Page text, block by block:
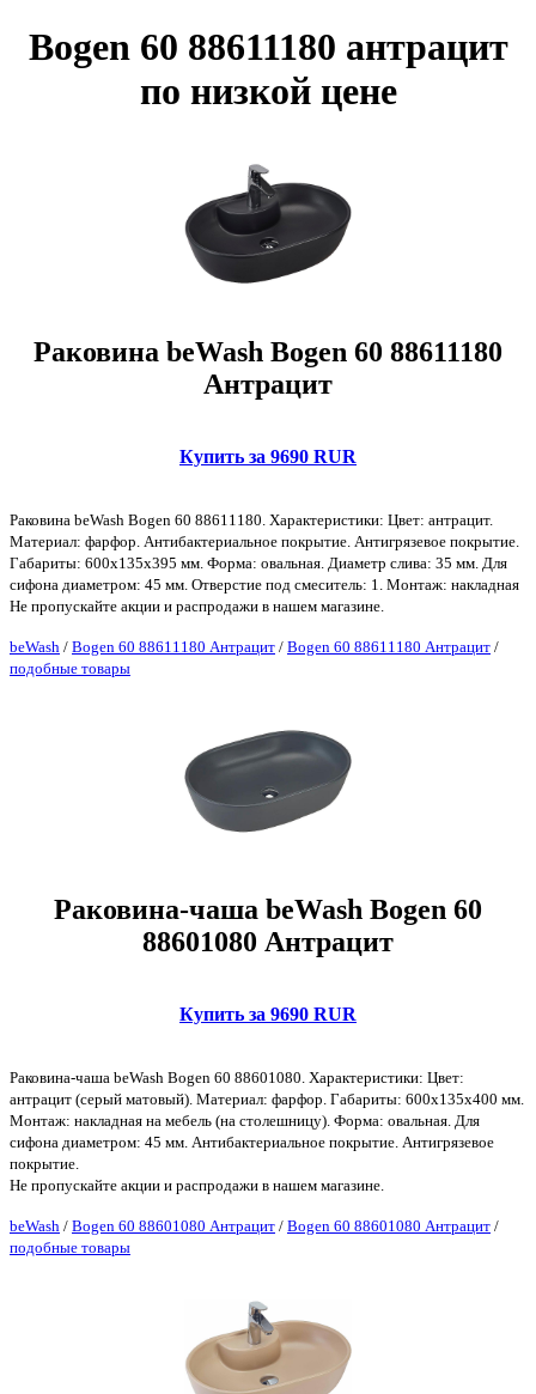
Bogen 60 88611180 антрацит
по низкой цене
Раковина beWash Bogen 60 88611180
Антрацит
Купить за 9690 RUR
Раковина beWash Bogen 60 88611180. Характеристики: Цвет: антрацит.
Материал: фарфор. Антибактериальное покрытие. Антигрязевое покрытие.
Габариты: 600х135х395 мм. Форма: овальная. Диаметр слива: 35 мм. Для
сифона диаметром: 45 мм. Отверстие под смеситель: 1. Монтаж: накладная
Не пропускайте акции и распродажи в нашем магазине.
beWash / Bogen 60 88611180 Антрацит / Bogen 60 88611180 Антрацит /
подобные товары
Раковина-чаша beWash Bogen 60
88601080 Антрацит
Купить за 9690 RUR
Раковина-чаша beWash Bogen 60 88601080. Характеристики: Цвет:
антрацит (серый матовый). Материал: фарфор. Габариты: 600х135х400 мм.
Монтаж: накладная на мебель (на столешницу). Форма: овальная. Для
сифона диаметром: 45 мм. Антибактериальное покрытие. Антигрязевое
покрытие.
Не пропускайте акции и распродажи в нашем магазине.
beWash / Bogen 60 88601080 Антрацит / Bogen 60 88601080 Антрацит /
подобные товары